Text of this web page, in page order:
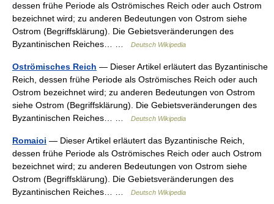
dessen frühe Periode als Oströmisches Reich oder auch Ostrom
bezeichnet wird; zu anderen Bedeutungen von Ostrom siehe
Ostrom (Begriffsklärung). Die Gebietsveränderungen des
Byzantinischen Reiches… …
Deutsch Wikipedia
Oströmisches Reich — Dieser Artikel erläutert das Byzantinische
Reich, dessen frühe Periode als Oströmisches Reich oder auch
Ostrom bezeichnet wird; zu anderen Bedeutungen von Ostrom
siehe Ostrom (Begriffsklärung). Die Gebietsveränderungen des
Byzantinischen Reiches… …
Deutsch Wikipedia
Romaioi — Dieser Artikel erläutert das Byzantinische Reich,
dessen frühe Periode als Oströmisches Reich oder auch Ostrom
bezeichnet wird; zu anderen Bedeutungen von Ostrom siehe
Ostrom (Begriffsklärung). Die Gebietsveränderungen des
Byzantinischen Reiches… …
Deutsch Wikipedia